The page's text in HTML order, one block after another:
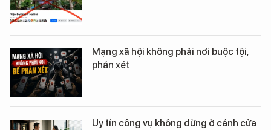
Mạng xã hội không phải nơi buộc tội,
phán xét
Uy tín công vụ không dừng ở cánh cửa